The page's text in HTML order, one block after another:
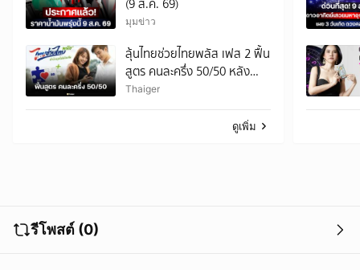
(9 ส.ค. 69)
มุมข่าว
ลุ้นไทยช่วยไทยพลัส เฟส 2 ฟื้น
สูตร คนละครึ่ง 50/50 หลัง
ประชาชนบ่นคำนวณยาก
Thaiger
ดูเพิ่ม
รีโพสต์ (0)